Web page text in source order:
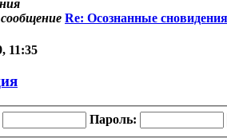
Re: Осознанные
11:35
Пароль: